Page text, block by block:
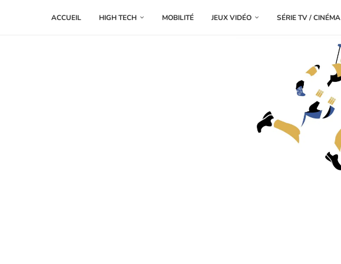
ACCUEIL HIGH TECH MOBILITÉ JEUX VIDÉO SÉRIE TV / CINÉMA